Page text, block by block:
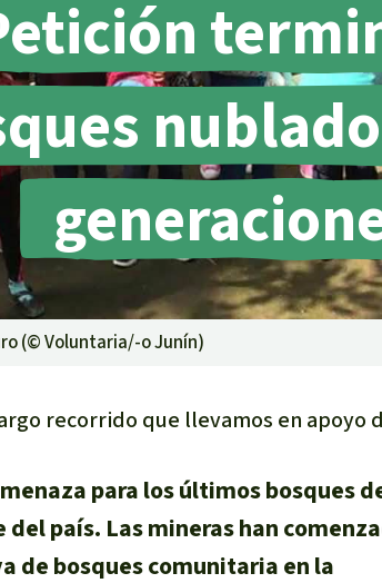
(©Voluntaria/-o Junín)
recorrido que llevamos en apoyo
para los últimos bosques
país. Las mineras han
de bosques comunitaria en la